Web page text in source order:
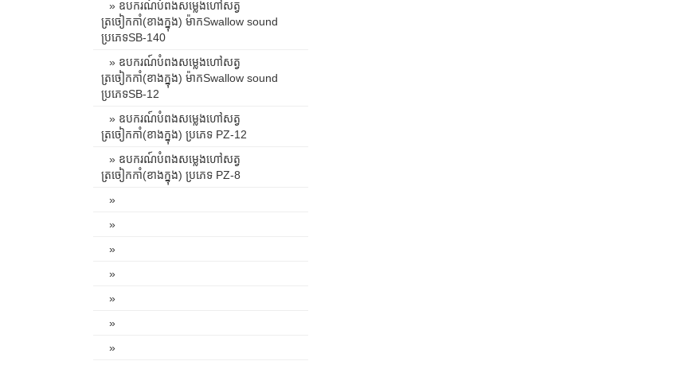
» ឧបករណ៍បំពងសម្លេងហៅសត្វ
ត្រចៀកកាំ(ខាងក្នុង) ម៉ាកSwallow sound
ប្រភេទSB-140
» ឧបករណ៍បំពងសម្លេងហៅសត្វ
ត្រចៀកកាំ(ខាងក្នុង) ម៉ាកSwallow sound
ប្រភេទSB-12
» ឧបករណ៍បំពងសម្លេងហៅសត្វ
ត្រចៀកកាំ(ខាងក្នុង) ប្រភេទ PZ-12
» ឧបករណ៍បំពងសម្លេងហៅសត្វ
ត្រចៀកកាំ(ខាងក្នុង) ប្រភេទ PZ-8
»
»
»
»
»
»
»